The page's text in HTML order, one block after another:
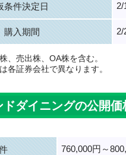
条件決定日 2/
購入期間 2/
、売出株、OA株を含む。
各証券会社で異なります。
ドダイニングの公開価
760,000円～